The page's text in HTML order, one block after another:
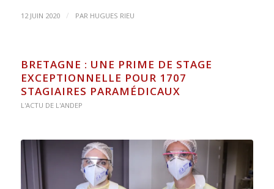
12 JUIN 2020 / PAR HUGUES RIEU
BRETAGNE : UNE PRIME DE STAGE
EXCEPTIONNELLE POUR 1707
STAGIAIRES PARAMÉDICAUX
L'ACTU DE L'ANDEP